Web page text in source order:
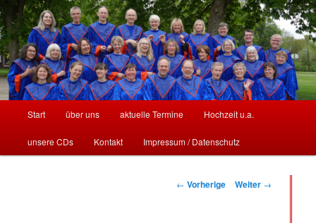
Stormarn
Zum
Inhalt
Zum
sekundären
Start über uns aktuelle Termine Hochzeit u.a.
unsere CDs Kontakt Impressum / Datenschutz
Beitrags-
← Vorherige Weiter →